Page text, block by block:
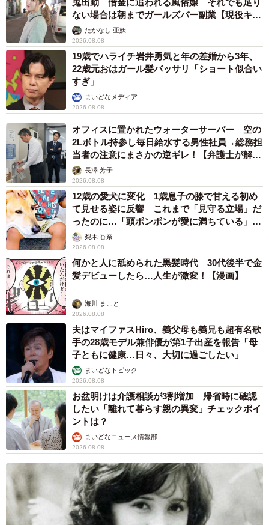
ない場合は朝までガールズバー副業【現役キャ
ストに取材】
たかなし 亜妖
2026.08.08
19歳でハライチ岩井勇気と年の差婚から3年、
22歳元おはガール髪バッサリ「ショート似合い
すぎ」
まいどなメディア
2026.08.08
オフィスに置かれたウォーターサーバー 空の
2Lボトル持参し毎日給水する男性社員→総務担
当者の注意にまさかの逆ギレ！【弁護士が解
説】長澤 芳子
2026.08.08
12歳の愛犬に変化 1歳息子の膝で甘える初め
て見せる姿に反響 これまで「見守る立場」だ
ったのに…「頭ポンポンが愛に満ちている」
「尊…」
梨木 香奈
2026.08.08
何かと人に舐められた黒髪時代 30代後半で金
髪デビューしたら…人生が激変！【漫画】
海川 まこと
2026.08.08
夫はマイファスHiro、義父母も義兄も超有名歌
手の28歳モデル兼俳優が第1子出産を報告「母
子ともに健康…日々、大切に過ごしたい」
まいどなトピック
2026.08.08
お盆明けは介護相談が3割増加 帰省時に確認
したい「離れて暮らす親の異変」チェックポイ
ントは？
まいどなニュース情報部
2026.08.08